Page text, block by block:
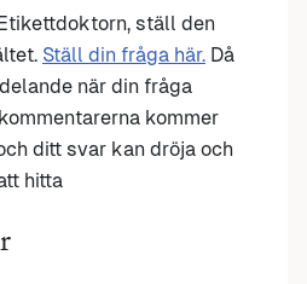
ställ den
Ställ din fråga här. Då
när din fråga
kommer
ditt svar kan dröja och
hitta